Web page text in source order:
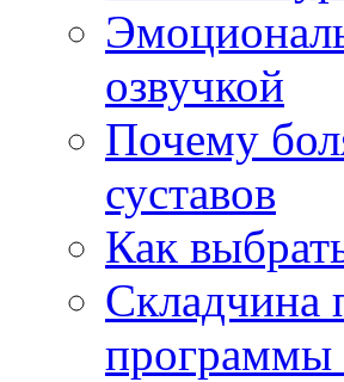
озвучкой
Почему
суставов
Как
Складчина
программы